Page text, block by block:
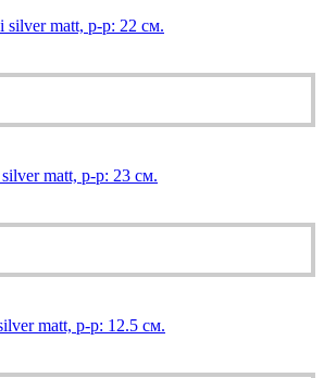
silver matt, р-р: 22 см.
matt, р-р: 23 см.
matt, р-р: 12.5 см.